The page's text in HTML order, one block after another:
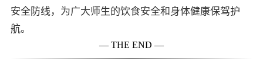
安全防线，为广大师生的饮食安全和身体健康保驾护
航。
— THE END —